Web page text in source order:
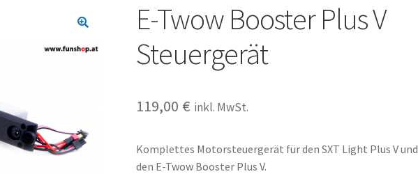
E-Twow Booster Plus V
Steuergerät
119,00 € inkl. MwSt.
Komplettes Motorsteuergerät für den SXT Light Plus V und
den E-Twow Booster Plus V.